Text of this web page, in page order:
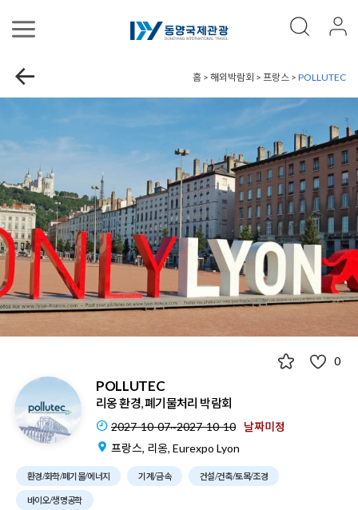
홈 > 해외박람회 > 프랑스 > POLLUTEC
0
POLLUTEC
리옹 환경, 폐기물처리 박람회
2027-10-07~2027-10-10
날짜미정
프랑스, 리옹, Eurexpo Lyon
환경/화학/폐기물/에너지 기계/금속 건설/건축/토목/조경
바이오/생명공학